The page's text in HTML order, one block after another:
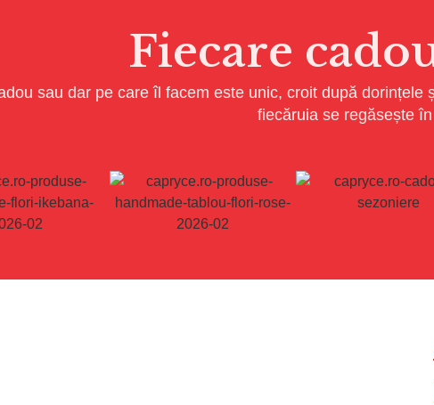
Fiecare
sau dar pe care îl facem este unic, croit după
fiecăruia se regăsește